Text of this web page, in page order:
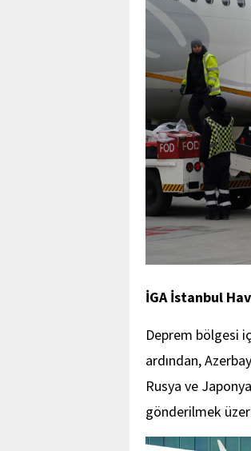
İGA İstanbul
Deprem bölgesi
ardından,
Rusya ve
gönderilmek